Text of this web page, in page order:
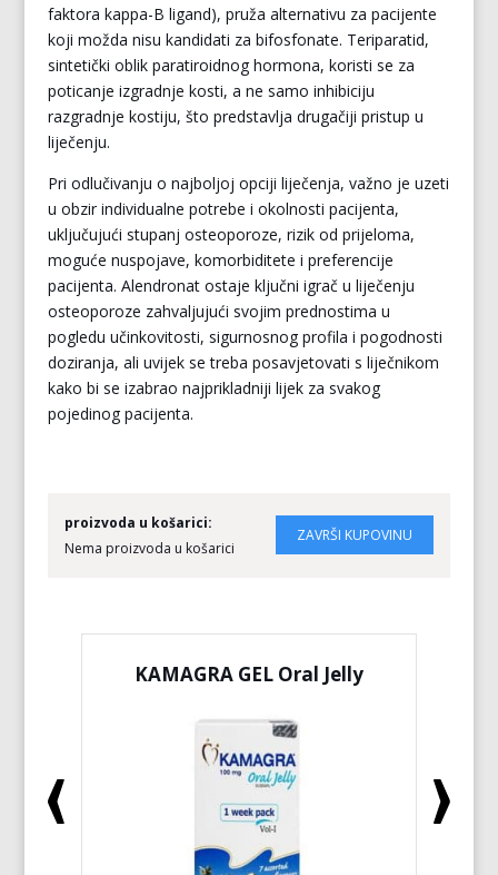
faktora kappa-B ligand), pruža alternativu za pacijente
koji možda nisu kandidati za bifosfonate. Teriparatid,
sintetički oblik paratiroidnog hormona, koristi se za
poticanje izgradnje kosti, a ne samo inhibiciju
razgradnje kostiju, što predstavlja drugačiji pristup u
liječenju.
Pri odlučivanju o najboljoj opciji liječenja, važno je uzeti
u obzir individualne potrebe i okolnosti pacijenta,
uključujući stupanj osteoporoze, rizik od prijeloma,
moguće nuspojave, komorbiditete i preferencije
pacijenta. Alendronat ostaje ključni igrač u liječenju
osteoporoze zahvaljujući svojim prednostima u
pogledu učinkovitosti, sigurnosnog profila i pogodnosti
doziranja, ali uvijek se treba posavjetovati s liječnikom
kako bi se izabrao najprikladniji lijek za svakog
pojedinog pacijenta.
proizvoda u košarici:
Nema proizvoda u košarici
KAMAGRA GEL Oral Jelly